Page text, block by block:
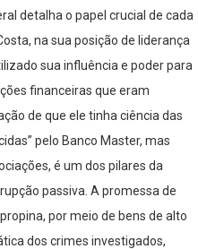
detalha o papel crucial de cada
na sua posição de liderança
sua influência e poder para
financeiras que eram
de que ele tinha ciência das
pelo Banco Master, mas
é um dos pilares da
passiva. A promessa de
por meio de bens de alto
dos crimes investigados,